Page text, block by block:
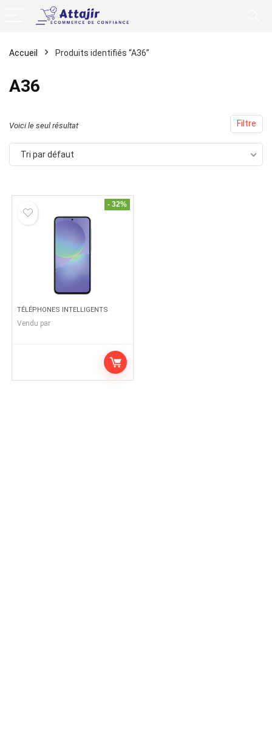
Accueil Produits identifiés “A36”
A36
Filtre
Voici le seul résultat
Tri par défaut
- 32%
TÉLÉPHONES INTELLIGENTS
Vendu par